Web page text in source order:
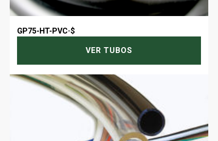
GP75-HT-PVC-$
VER TUBOS